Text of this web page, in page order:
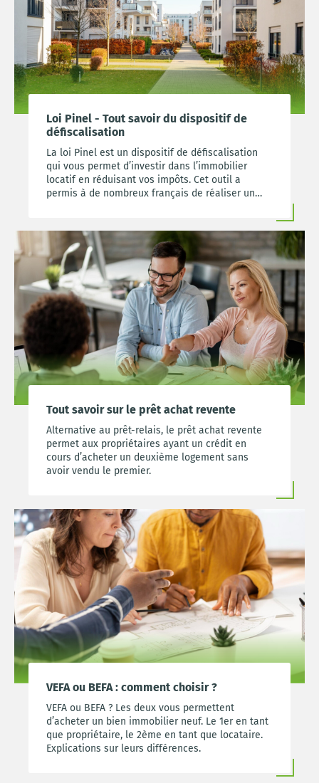
Loi Pinel - Tout savoir du dispositif de
défiscalisation
La loi Pinel est un dispositif de défiscalisation
qui vous permet d’investir dans l’immobilier
locatif en réduisant vos impôts. Cet outil a
permis à de nombreux français de réaliser un
d’une réduction d’impôts avantageuse.
Tout savoir sur le prêt achat revente
Alternative au prêt-relais, le prêt achat revente
permet aux propriétaires ayant un crédit en
cours d’acheter un deuxième logement sans
avoir vendu le premier.
VEFA ou BEFA : comment choisir ?
VEFA ou BEFA ? Les deux vous permettent
d’acheter un bien immobilier neuf. Le 1er en tant
que propriétaire, le 2ème en tant que locataire.
Explications sur leurs différences.